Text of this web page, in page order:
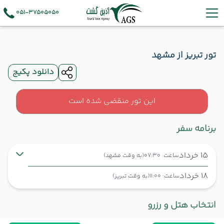
051-37505050
تور تبریز از مشهد
دانلود پکیج
این تور منقضی شده است
برنامه سفر
15 خرداد ساعت: 07:30 (به وقت مشهد)
18 خرداد ساعت: 11:00 (به وقت تبریز)
شروع سفر مشهد ,
انتخاب هتل و رزرو